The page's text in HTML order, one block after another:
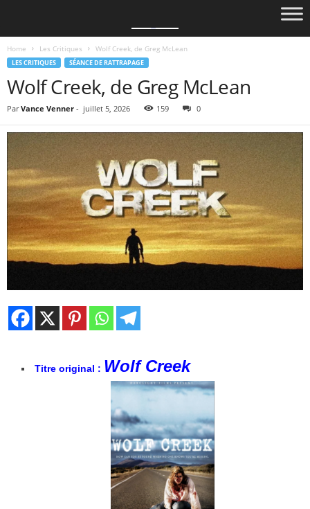
Home Les Critiques Wolf Creek, de Greg McLean
LES CRITIQUES SÉANCE DE RATTRAPAGE
Wolf Creek, de Greg McLean
Par Vance Venner - juillet 5, 2026 159 0
Titre original : Wolf Creek